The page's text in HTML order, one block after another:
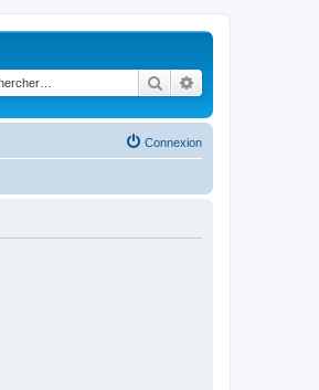
Rechercher
Connexion